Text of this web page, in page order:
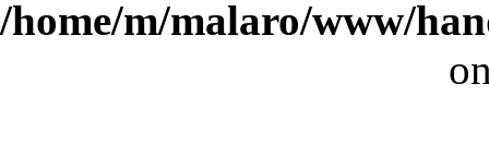
/home/m/malaro/www/